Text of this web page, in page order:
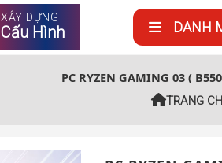
XÂY DỰNG
Cấu Hình DANH
PC RYZEN GAMING 03 (
TRANG